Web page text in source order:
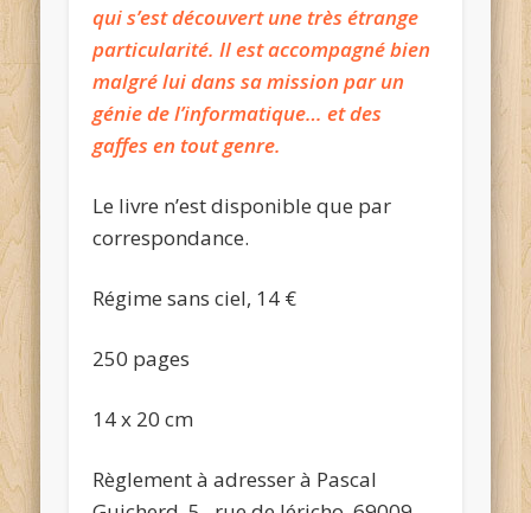
qui s’est découvert une très étrange
particularité. Il est accompagné bien
malgré lui dans sa mission par un
génie de l’informatique… et des
gaffes en tout genre.
Le livre n’est disponible que par
correspondance.
Régime sans ciel, 14 €
250 pages
14 x 20 cm
Règlement à adresser à Pascal